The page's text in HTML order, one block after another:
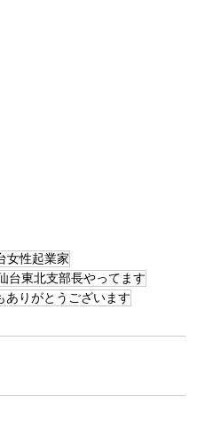
女性起業家
台東北支部長やってます
ありがとうございます